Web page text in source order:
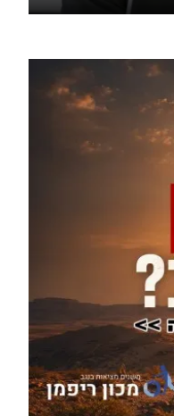
גופתו של